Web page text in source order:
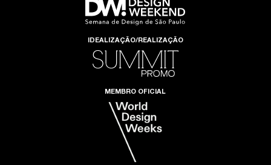
IDEALIZAÇÃO/REALIZAÇÃO
MEMBRO OFICIAL